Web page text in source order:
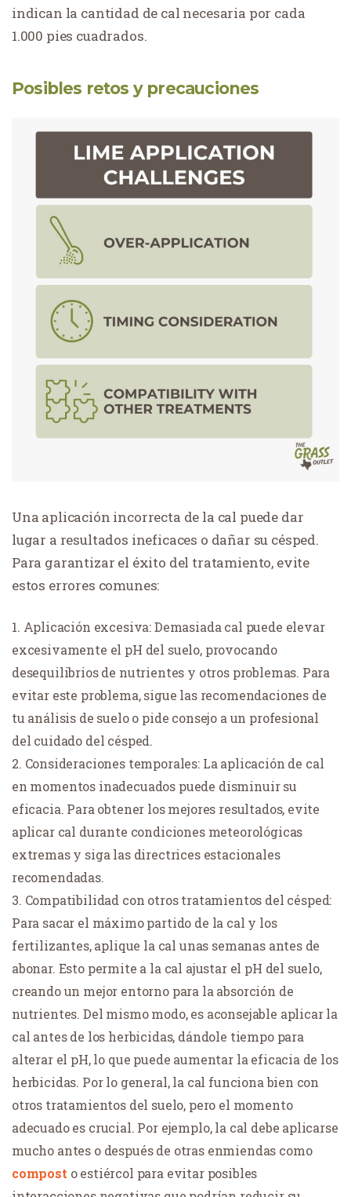
indican la cantidad de cal necesaria por cada
1.000 pies cuadrados.
Posibles retos y precauciones
Una aplicación incorrecta de la cal puede dar
lugar a resultados ineficaces o dañar su césped.
Para garantizar el éxito del tratamiento, evite
estos errores comunes:
Aplicación excesiva: Demasiada cal puede elevar
excesivamente el pH del suelo, provocando
desequilibrios de nutrientes y otros problemas. Para
evitar este problema, sigue las recomendaciones de
tu análisis de suelo o pide consejo a un profesional
del cuidado del césped.
Consideraciones temporales: La aplicación de cal
en momentos inadecuados puede disminuir su
eficacia. Para obtener los mejores resultados, evite
aplicar cal durante condiciones meteorológicas
extremas y siga las directrices estacionales
recomendadas.
Compatibilidad con otros tratamientos del césped:
Para sacar el máximo partido de la cal y los
fertilizantes, aplique la cal unas semanas antes de
abonar. Esto permite a la cal ajustar el pH del suelo,
creando un mejor entorno para la absorción de
nutrientes. Del mismo modo, es aconsejable aplicar la
cal antes de los herbicidas, dándole tiempo para
alterar el pH, lo que puede aumentar la eficacia de los
herbicidas. Por lo general, la cal funciona bien con
otros tratamientos del suelo, pero el momento
adecuado es crucial. Por ejemplo, la cal debe aplicarse
mucho antes o después de otras enmiendas como
compost o estiércol para evitar posibles